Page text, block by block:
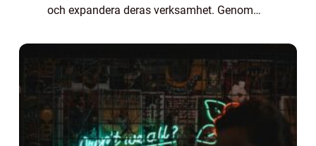
och expandera deras verksamhet. Genom
analysera marknader och implementera